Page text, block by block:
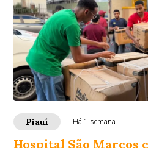
Piauí Há 1 semana
Hospital São Marcos